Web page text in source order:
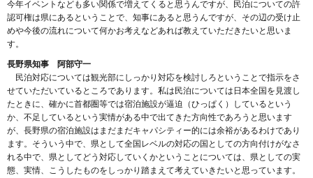
今年イベントなども多い関係で増えてくると思うんですが、民泊についての許
認可権は県にあるということで、知事にあると思うんですが、その辺の受け止
めや今後の流れについて何かお考えなどあれば教えていただきたいと思いま
す。
長野県知事 阿部守一
民泊対応については観光部にしっかり対応を検討しろということで指示をさ
せていただいているところであります。私は民泊については日本全国を見渡し
たときに、確かに首都圏等では宿泊施設が逼迫（ひっぱく）しているという
か、不足しているという実情がある中で出てきた方向性であろうと思います
が、長野県の宿泊施設はまだまだキャパシティー的には余裕があるわけであり
ます。そういう中で、県として全国レベルの対応の国としての方向付けがなさ
れる中で、県としてどう対応していくかということについては、県としての実
態、実情、こうしたものをしっかり踏まえて考えていきたいと思っています。